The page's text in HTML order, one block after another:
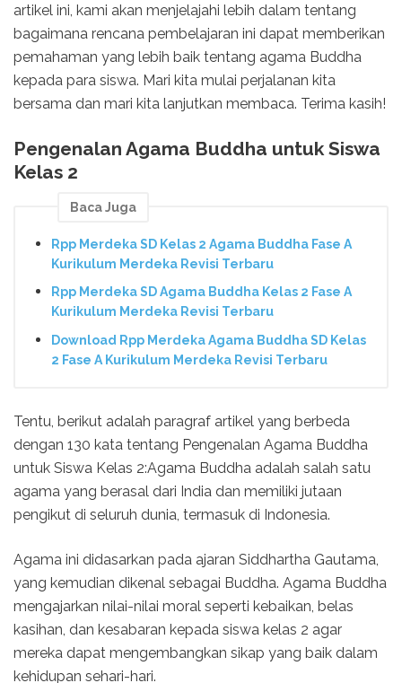
artikel ini, kami akan menjelajahi lebih dalam tentang
bagaimana rencana pembelajaran ini dapat memberikan
pemahaman yang lebih baik tentang agama Buddha
kepada para siswa. Mari kita mulai perjalanan kita
bersama dan mari kita lanjutkan membaca. Terima kasih!
Pengenalan Agama Buddha untuk Siswa
Kelas 2
Baca Juga
Rpp Merdeka SD Kelas 2 Agama Buddha Fase A
Kurikulum Merdeka Revisi Terbaru
Rpp Merdeka SD Agama Buddha Kelas 2 Fase A
Kurikulum Merdeka Revisi Terbaru
Download Rpp Merdeka Agama Buddha SD Kelas
2 Fase A Kurikulum Merdeka Revisi Terbaru
Tentu, berikut adalah paragraf artikel yang berbeda
dengan 130 kata tentang Pengenalan Agama Buddha
untuk Siswa Kelas 2:Agama Buddha adalah salah satu
agama yang berasal dari India dan memiliki jutaan
pengikut di seluruh dunia, termasuk di Indonesia.
Agama ini didasarkan pada ajaran Siddhartha Gautama,
yang kemudian dikenal sebagai Buddha. Agama Buddha
mengajarkan nilai-nilai moral seperti kebaikan, belas
kasihan, dan kesabaran kepada siswa kelas 2 agar
mereka dapat mengembangkan sikap yang baik dalam
kehidupan sehari-hari.